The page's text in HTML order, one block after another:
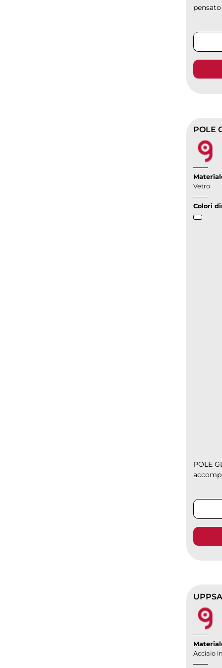
Vetro
Colori
POLE
Acciaio